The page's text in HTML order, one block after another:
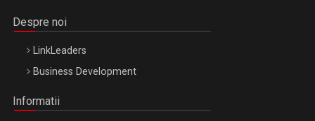
Despre noi
LinkLeaders
Business Development
Informatii